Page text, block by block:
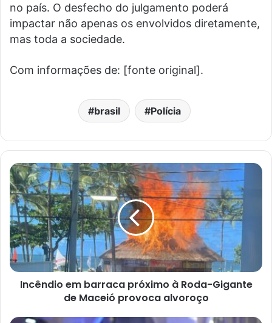
no país. O desfecho do julgamento poderá
impactar não apenas os envolvidos diretamente,
mas toda a sociedade.
Com informações de: [fonte original].
brasil Polícia
Incêndio em barraca próximo à Roda-Gigante
de Maceió provoca alvoroço